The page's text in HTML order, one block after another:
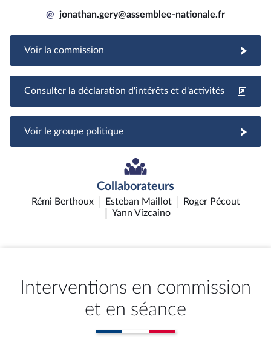
@ jonathan.gery@assemblee-nationale.fr
Voir la commission
Consulter la déclaration d'intérêts et d'activités
Voir le groupe politique
Collaborateurs
Rémi Berthoux Esteban Maillot
Roger Pécout
Yann Vizcaino
Interventions en commission
et en séance